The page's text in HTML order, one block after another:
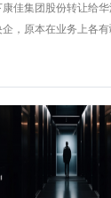
佳集团股份转让给华
，原本在业务上各